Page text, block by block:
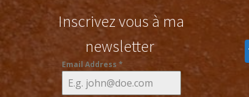
Inscrivez vous à ma
newsletter
Email Address *